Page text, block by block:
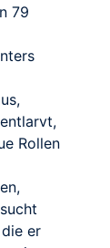
79
Rollen
er